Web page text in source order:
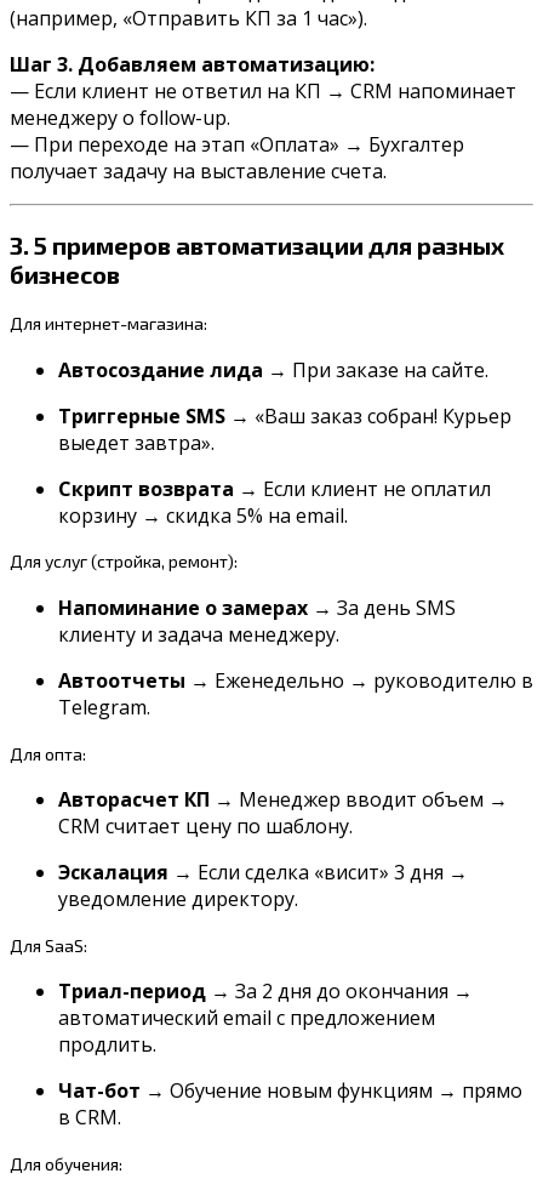
(например, «Отправить КП за 1 час»).
Шаг 3. Добавляем автоматизацию:
— Если клиент не ответил на КП → CRM напоминает
менеджеру о follow-up.
— При переходе на этап «Оплата» → Бухгалтер
получает задачу на выставление счета.
3. 5 примеров автоматизации для разных
бизнесов
Для интернет-магазина:
Автосоздание лида → При заказе на сайте.
Триггерные SMS → «Ваш заказ собран! Курьер
выедет завтра».
Скрипт возврата → Если клиент не оплатил
корзину → скидка 5% на email.
Для услуг(стройка, ремонт):
Напоминание о замерах → За день SMS
клиенту и задача менеджеру.
Автоотчеты → Еженедельно → руководителю в
Telegram.
Для опта:
Авторасчет КП → Менеджер вводит объем →
CRM считает цену по шаблону.
Эскалация → Если сделка «висит» 3 дня →
уведомление директору.
Для SaaS:
Триал-период → За 2 дня до окончания →
автоматический email с предложением
продлить.
Чат-бот → Обучение новым функциям → прямо
в CRM.
Для обучения: